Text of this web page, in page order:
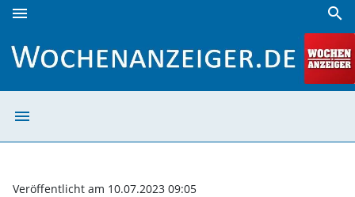
menu search
menu
Veröffentlicht am 10.07.2023 09:05